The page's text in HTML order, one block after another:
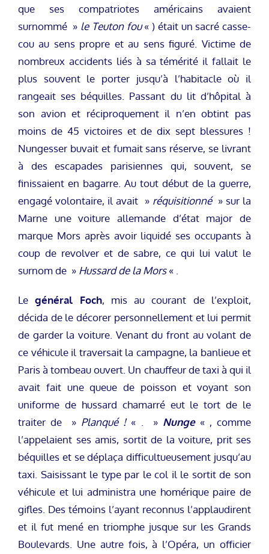
que ses compatriotes américains avaient
surnommé » le Teuton fou« ) était un sacré casse-
cou au sens propre et au sens figuré. Victime de
nombreux accidents liés à sa témérité il fallait le
plus souvent le porter jusqu’à l’habitacle où il
rangeait ses béquilles. Passant du lit d’hôpital à
son avion et réciproquement il n’en obtint pas
moins de 45 victoires et de dix sept blessures !
Nungesser buvait et fumait sans réserve, se livrant
à des escapades parisiennes qui, souvent, se
finissaient en bagarre. Au tout début de la guerre,
engagé volontaire, il avait » réquisitionné» sur la
Marne une voiture allemande d’état major de
marque Mors après avoir liquidé ses occupants à
coup de revolver et de sabre, ce qui lui valut le
surnom de » Hussard de la Mors« .
Legénéral Foch, mis au courant de l’exploit,
décida de le décorer personnellement et lui permit
de garder la voiture. Venant du front au volant de
ce véhicule il traversait la campagne, la banlieue et
Paris à tombeau ouvert. Un chauffeur de taxi à qui il
avait fait une queue de poisson et voyant son
uniforme de hussard chamarré eut le tort de le
traiter de » Planqué !« . » Nunge« , comme
l’appelaient ses amis, sortit de la voiture, prit ses
béquilles et se déplaça difficultueusement jusqu’au
taxi. Saisissant le type par le col il le sortit de son
véhicule et lui administra une homérique paire de
gifles. Des témoins l’ayant reconnus l’applaudirent
et il fut mené en triomphe jusque sur les Grands
Boulevards. Une autre fois, à l’Opéra, un officier